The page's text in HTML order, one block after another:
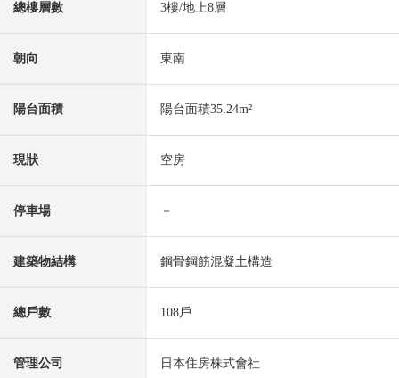
總樓層數 3樓/地上8層
朝向 東南
陽台面積 陽台面積35.24m²
現狀 空房
停車場 －
建築物結構 鋼骨鋼筋混凝土構造
總戶數 108戶
管理公司 日本住房株式會社